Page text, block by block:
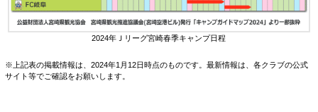
2024年Ｊリーグ宮崎春季キャンプ日程
※上記表の掲載情報は、2024年1月12日時点のものです。最新情報は、各クラブの公式
サイト等でご確認をお願いします。